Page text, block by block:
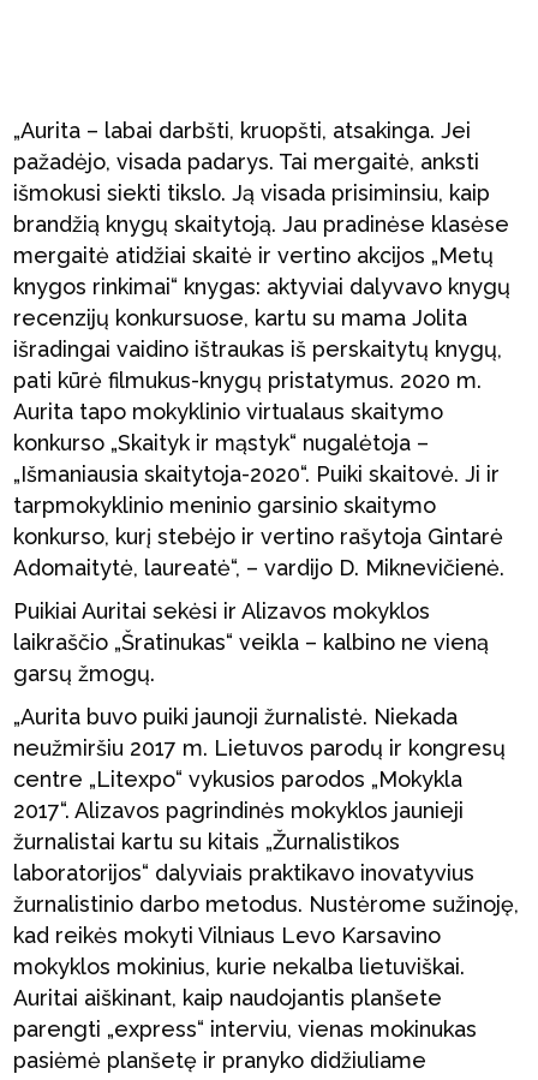
„Aurita – labai darbšti, kruopšti, atsakinga. Jei
pažadėjo, visada padarys. Tai mergaitė, anksti
išmokusi siekti tikslo. Ją visada prisiminsiu, kaip
brandžią knygų skaitytoją. Jau pradinėse klasėse
mergaitė atidžiai skaitė ir vertino akcijos „Metų
knygos rinkimai“ knygas: aktyviai dalyvavo knygų
recenzijų konkursuose, kartu su mama Jolita
išradingai vaidino ištraukas iš perskaitytų knygų,
pati kūrė filmukus-knygų pristatymus. 2020 m.
Aurita tapo mokyklinio virtualaus skaitymo
konkurso „Skaityk ir mąstyk“ nugalėtoja –
„Išmaniausia skaitytoja-2020“. Puiki skaitovė. Ji ir
tarpmokyklinio meninio garsinio skaitymo
konkurso, kurį stebėjo ir vertino rašytoja Gintarė
Adomaitytė, laureatė“, – vardijo D. Miknevičienė.
Puikiai Auritai sekėsi ir Alizavos mokyklos
laikraščio „Šratinukas“ veikla – kalbino ne vieną
garsų žmogų.
„Aurita buvo puiki jaunoji žurnalistė. Niekada
neužmiršiu 2017 m. Lietuvos parodų ir kongresų
centre „Litexpo“ vykusios parodos „Mokykla
2017“. Alizavos pagrindinės mokyklos jaunieji
žurnalistai kartu su kitais „Žurnalistikos
laboratorijos“ dalyviais praktikavo inovatyvius
žurnalistinio darbo metodus. Nustėrome sužinoję,
kad reikės mokyti Vilniaus Levo Karsavino
mokyklos mokinius, kurie nekalba lietuviškai.
Auritai aiškinant, kaip naudojantis planšete
parengti „express“ interviu, vienas mokinukas
pasiėmė planšetę ir pranyko didžiuliame